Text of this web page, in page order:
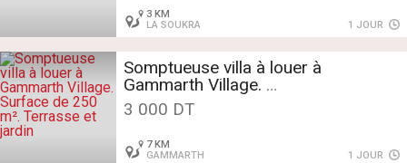
3 KM
LA SOUKRA
1 JOUR
Somptueuse villa à louer à
Gammarth Village.
Surface de 250 m².
Terrasse et jardin
3 000 DT
7 KM
GAMMARTH
1 JOUR